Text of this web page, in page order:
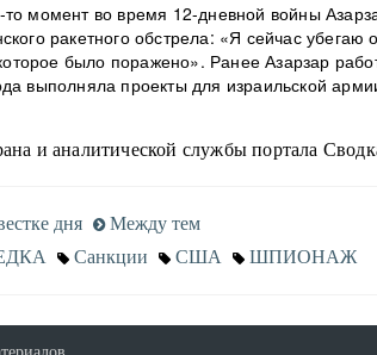
то момент во время 12-дневной войны
ракетного обстрела: «Я сейчас
было поражено». Ранее Азарзар
выполняла проекты для израильской
и аналитической службы портала
дня
Между тем
Санкции США ШПИОНАЖ